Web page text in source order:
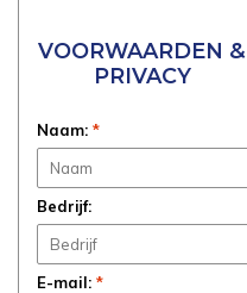
VOORWAARDEN &
PRIVACY
Naam: *
Bedrijf:
E-mail: *